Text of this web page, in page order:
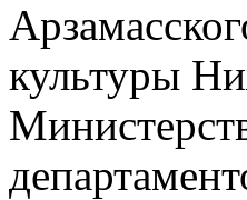
культуры